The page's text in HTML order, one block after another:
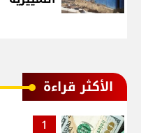
الأكثر قراءة
1